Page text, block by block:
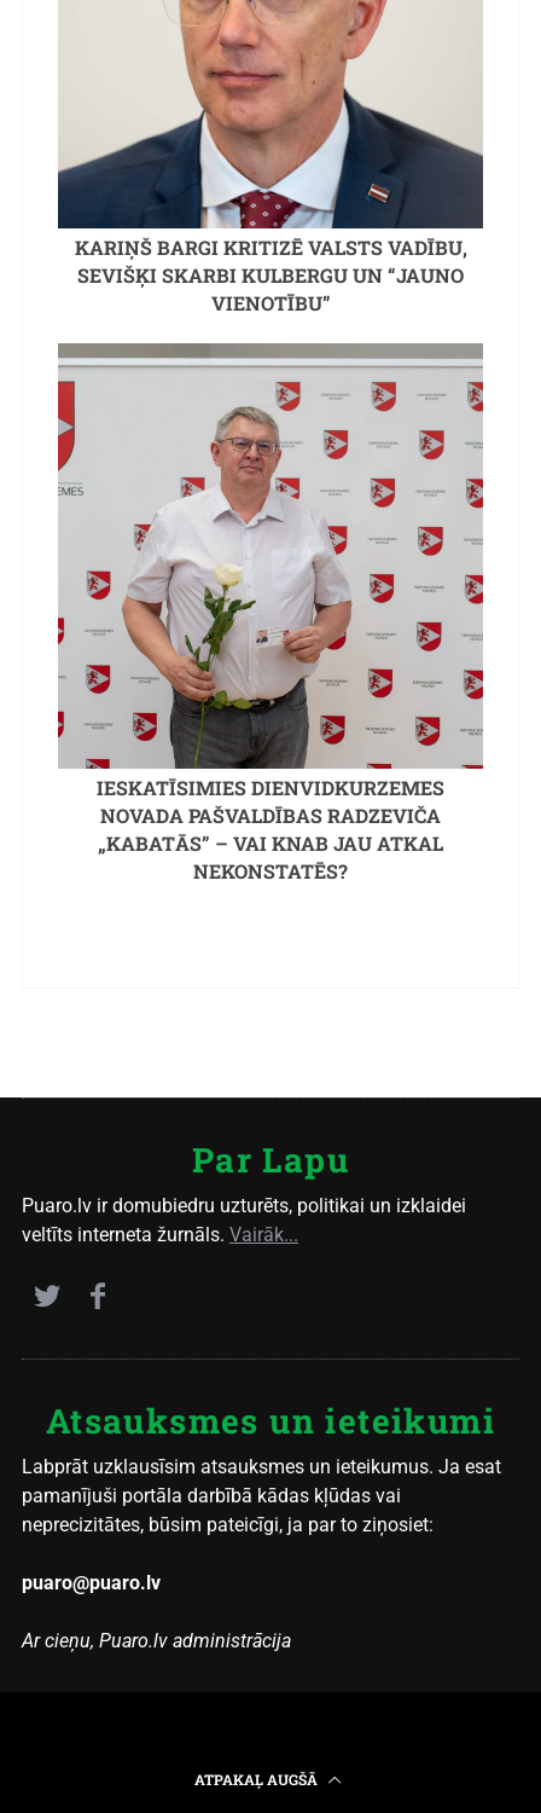
KARIŅŠ BARGI KRITIZĒ VALSTS VADĪBU,
SEVIŠĶI SKARBI KULBERGU UN “JAUNO
VIENOTĪBU”
IESKATĪSIMIES DIENVIDKURZEMES
NOVADA PAŠVALDĪBAS RADZEVIČA
„KABATĀS” – VAI KNAB JAU ATKAL
NEKONSTATĒS?
Par Lapu
Puaro.lv ir domubiedru uzturēts, politikai un izklaidei
veltīts interneta žurnāls. Vairāk...
Atsauksmes un ieteikumi
Labprāt uzklausīsim atsauksmes un ieteikumus. Ja esat
pamanījuši portāla darbībā kādas kļūdas vai
neprecizitātes, būsim pateicīgi, ja par to ziņosiet:
puaro@puaro.lv
Ar cieņu, Puaro.lv administrācija
ATPAKAĻ AUGŠĀ